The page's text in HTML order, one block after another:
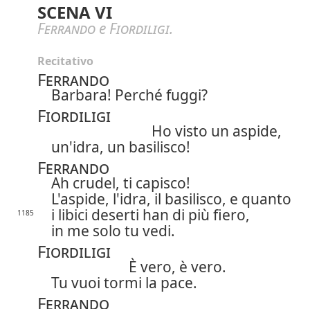
SCENA VI
Ferrando e Fiordiligi.
Recitativo
Ferrando
Barbara! Perché fuggi?
Fiordiligi
Ho visto un aspide,
un'idra, un basilisco!
Ferrando
Ah crudel, ti capisco!
L'aspide, l'idra, il basilisco, e quanto
1185
i libici deserti han di più fiero,
in me solo tu vedi.
Fiordiligi
È vero, è vero.
Tu vuoi tormi la pace.
Ferrando